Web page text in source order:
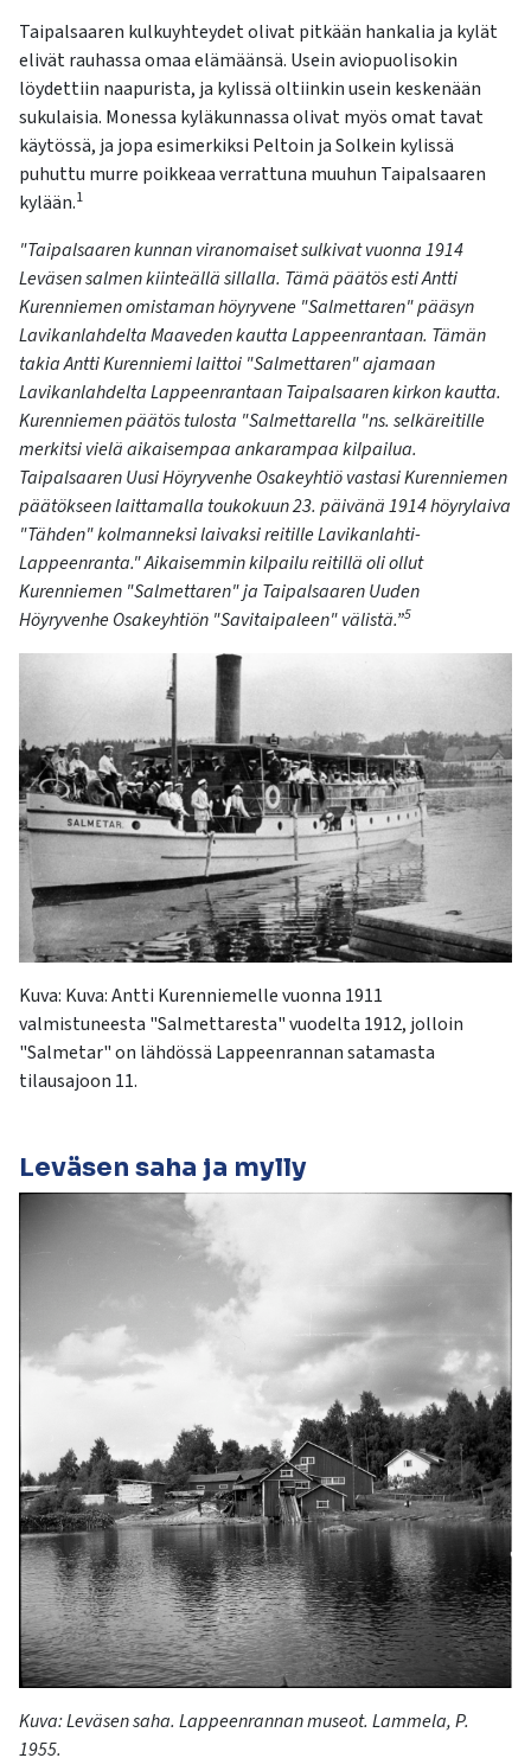
Taipalsaaren kulkuyhteydet olivat pitkään hankalia ja kylät
elivät rauhassa omaa elämäänsä. Usein aviopuolisokin
löydettiin naapurista, ja kylissä oltiinkin usein keskenään
sukulaisia. Monessa kyläkunnassa olivat myös omat tavat
käytössä, ja jopa esimerkiksi Peltoin ja Solkein kylissä
puhuttu murre poikkeaa verrattuna muuhun Taipalsaaren
kylään.1
"Taipalsaaren kunnan viranomaiset sulkivat vuonna 1914
Leväsen salmen kiinteällä sillalla. Tämä päätös esti Antti
Kurenniemen omistaman höyryvene "Salmettaren" pääsyn
LavikanlahdeltaMaaveden kautta Lappeenrantaan. Tämän
takia Antti Kurenniemi laittoi "Salmettaren" ajamaan
LavikanlahdeltaLappeenrantaan Taipalsaaren kirkon kautta.
Kurenniemen päätös tulosta "Salmettarella "ns. selkäreitille
merkitsi vielä aikaisempaa ankarampaa kilpailua.
Taipalsaaren Uusi Höyryvenhe Osakeyhtiö vastasi Kurenniemen
päätökseen laittamalla toukokuun 23. päivänä 1914 höyrylaiva
"Tähden" kolmanneksi laivaksi reitilleLavikanlahti-
Lappeenranta." Aikaisemmin kilpailu reitillä oli ollut
Kurenniemen "Salmettaren" ja Taipalsaaren Uuden
Höyryvenhe Osakeyhtiön "Savitaipaleen" välistä.”5
Kuva: Kuva:Antti Kurenniemelle vuonna 1911
valmistuneesta "Salmettaresta" vuodelta 1912, jolloin
"Salmetar" on lähdössä Lappeenrannan satamasta
tilausajoon 11.
Leväsen saha ja mylly
Kuva: Leväsen saha. Lappeenrannan museot. Lammela, P.
1955.